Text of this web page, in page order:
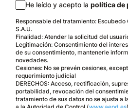
He leído y acepto la política de
Responsable del tratamiento: Escubedo
S.A.U.
Finalidad: Atender la solicitud del
Legitimación: Consentimiento del
de su consentimiento, mantenerle
novedades.
Cesiones: No se prevén cesiones,
requerimiento judicial
DERECHOS: Acceso, rectificación,
portabilidad, revocación del
tratamiento de sus datos no se ajusta a